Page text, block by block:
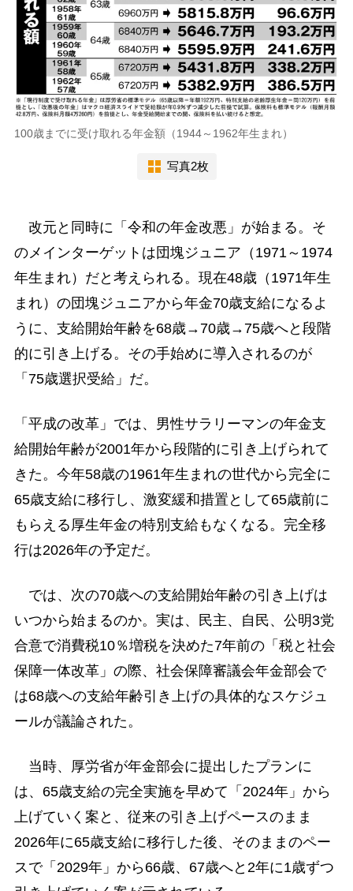
100歳までに受け取れる年金額（1944～1962年生まれ）
写真2枚
改元と同時に「令和の年金改悪」が始まる。そ
のメインターゲットは団塊ジュニア（1971～1974
年生まれ）だと考えられる。現在48歳（1971年生
まれ）の団塊ジュニアから年金70歳支給になるよ
うに、支給開始年齢を68歳→70歳→75歳へと段階
的に引き上げる。その手始めに導入されるのが
「75歳選択受給」だ。
「平成の改革」では、男性サラリーマンの年金支
給開始年齢が2001年から段階的に引き上げられて
きた。今年58歳の1961年生まれの世代から完全に
65歳支給に移行し、激変緩和措置として65歳前に
もらえる厚生年金の特別支給もなくなる。完全移
行は2026年の予定だ。
では、次の70歳への支給開始年齢の引き上げは
いつから始まるのか。実は、民主、自民、公明3党
合意で消費税10％増税を決めた7年前の「税と社会
保障一体改革」の際、社会保障審議会年金部会で
は68歳への支給年齢引き上げの具体的なスケジュ
ールが議論された。
当時、厚労省が年金部会に提出したプランに
は、65歳支給の完全実施を早めて「2024年」から
上げていく案と、従来の引き上げペースのまま
2026年に65歳支給に移行した後、そのままのペー
スで「2029年」から66歳、67歳へと2年に1歳ずつ